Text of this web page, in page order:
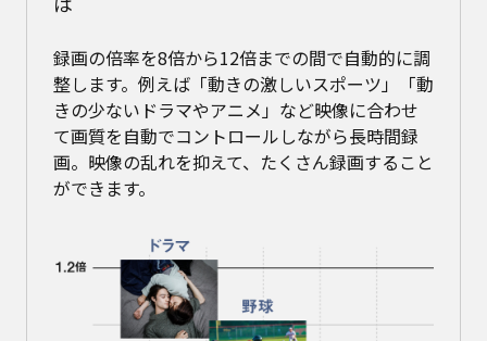
録画の倍率を8倍から12倍までの間で自動的に調
整します。例えば「動きの激しいスポーツ」「動
きの少ないドラマやアニメ」など映像に合わせ
て画質を自動でコントロールしながら長時間録
画。映像の乱れを抑えて、たくさん録画すること
ができます。